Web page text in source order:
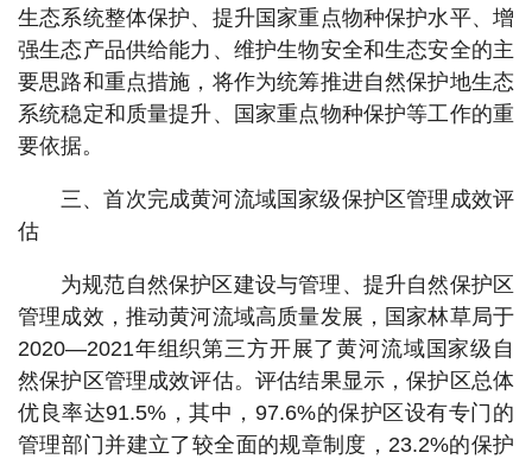
生态系统整体保护、提升国家重点物种保护水平、增
强生态产品供给能力、维护生物安全和生态安全的主
要思路和重点措施，将作为统筹推进自然保护地生态
系统稳定和质量提升、国家重点物种保护等工作的重
要依据。
三、首次完成黄河流域国家级保护区管理成效评
估
为规范自然保护区建设与管理、提升自然保护区
管理成效，推动黄河流域高质量发展，国家林草局于
2020—2021年组织第三方开展了黄河流域国家级自
然保护区管理成效评估。评估结果显示，保护区总体
优良率达91.5%，其中，97.6%的保护区设有专门的
管理部门并建立了较全面的规章制度，23.2%的保护